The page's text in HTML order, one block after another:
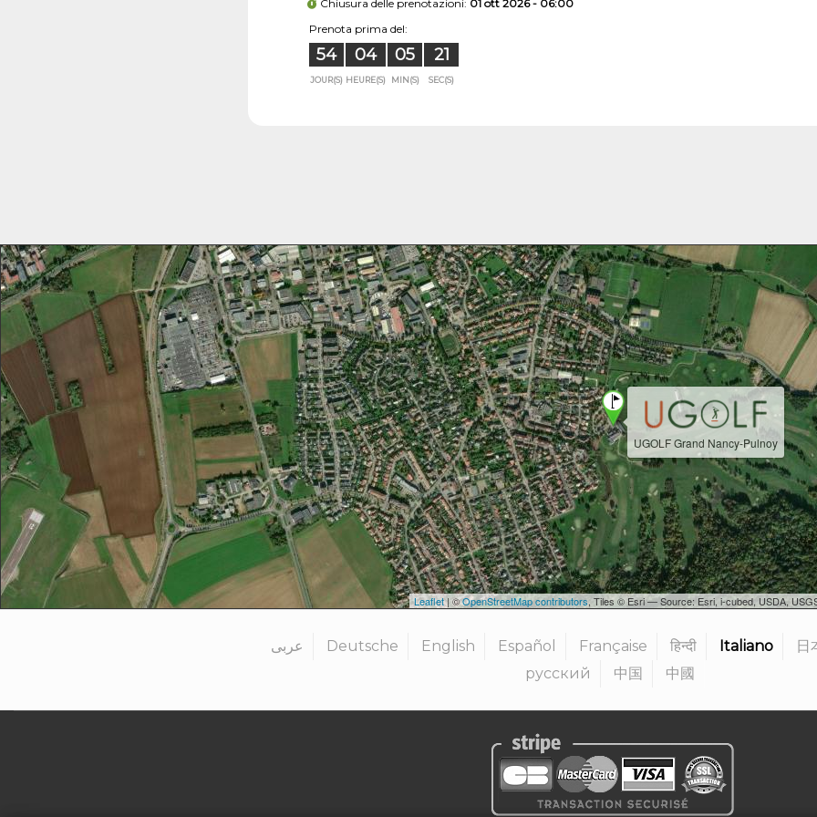
Chiusura delle prenotazioni: 01 ott 2026 - 06:00
Prenota prima del:
54 04 05 20
JOUR(S) HEURE(S) MIN(S) SEC(S)
UGOLF Grand Nancy-Pulnoy
Leaflet| ©OpenStreetMap contributors , Tiles © Esri — Source: Esri, i-cubed, USDA,
عربى Deutsche English Español Française हिन्दी Italiano
日
русский
中国 中國